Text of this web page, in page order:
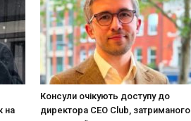
на
Консули очікують доступу до
директора CEO Club, затриманого